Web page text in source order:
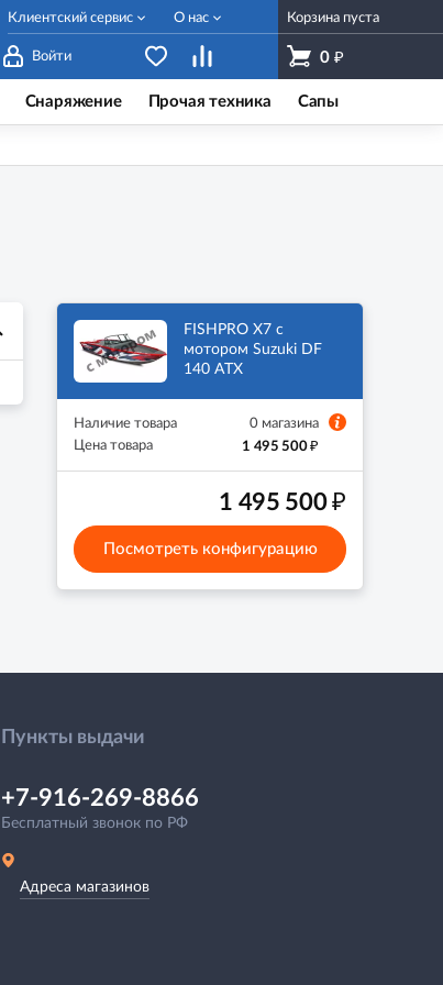
Войти
Корзина пуста
0 ₽
Клиентский сервис О нас
Снаряжение Прочая техника Сапы
FISHPRO X7 с
мотором Suzuki DF
140 ATX
Наличие товара
0 магазина
Цена товара
1 495 500₽
1 495 500₽
Посмотреть конфигурацию
Пункты выдачи
+7-916-269-8866
Бесплатный звонок по РФ
Адреса магазинов